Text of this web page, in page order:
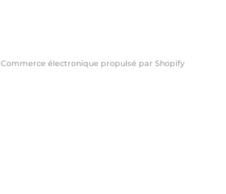
Commerce électronique propulsé par Shopify